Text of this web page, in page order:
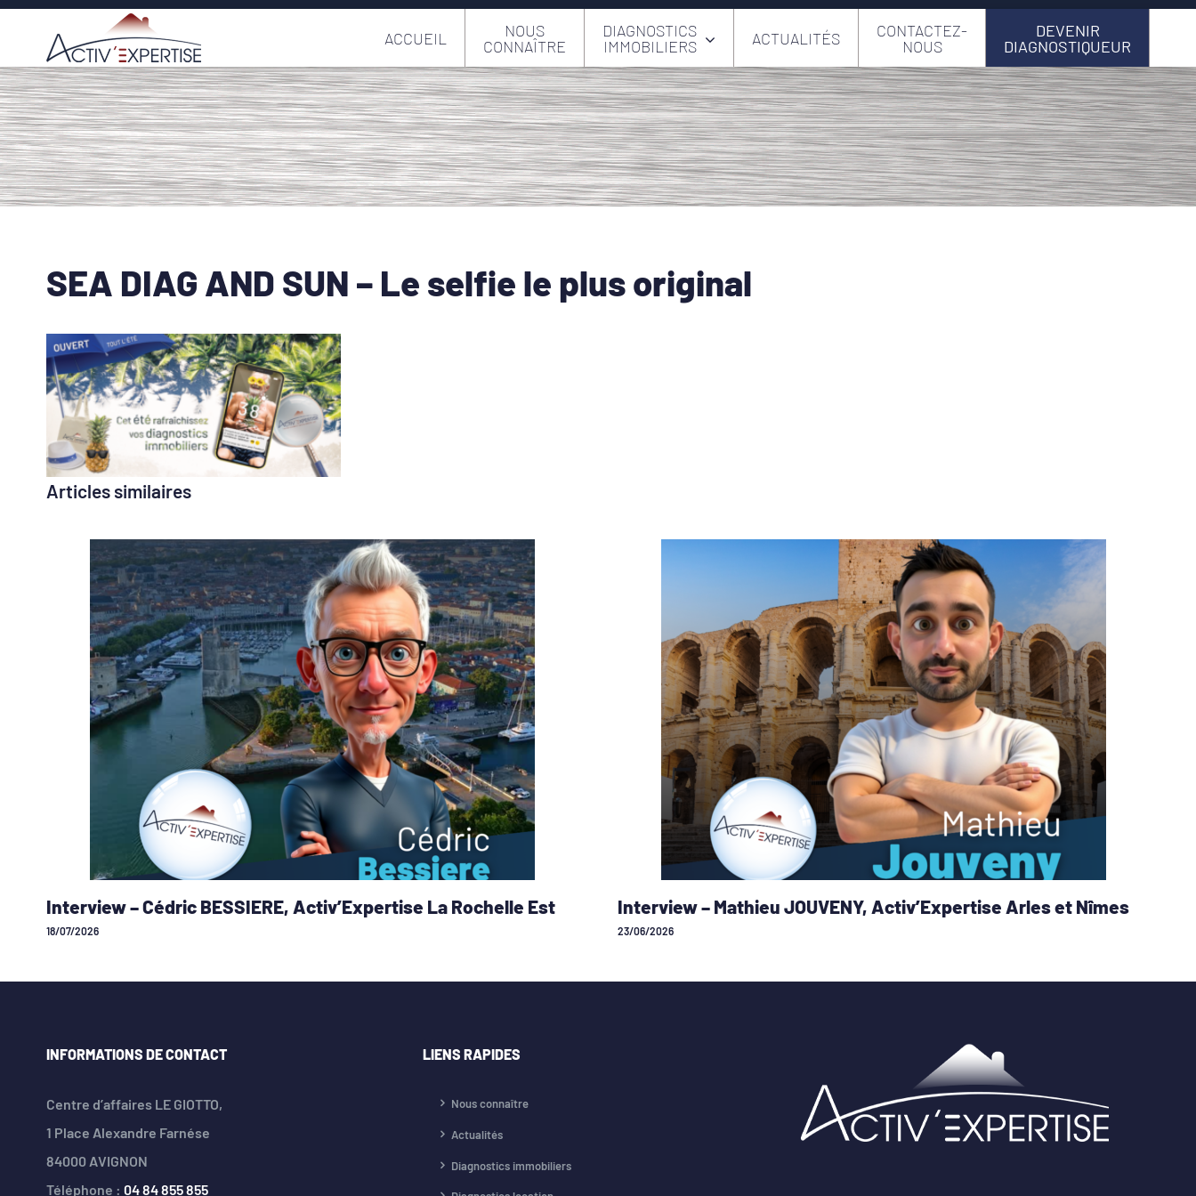
Passer
contenu
ACCUEIL
NOUS
CONNAÎTRE
DIAGNOSTICS
IMMOBILIERS
ACTUALITÉS
CONTACTEZ-
NOUS
DEVENIR
DIAGNOSTIQUEUR
SEA DIAG AND SUN – Le selfie le plus original
Articles similaires
Interview – Cédric BESSIERE, Activ’Expertise La Rochelle Est
18/07/2026
Interview – Mathieu JOUVENY, Activ’Expertise Arles et Nîmes
23/06/2026
INFORMATIONS DE CONTACT
Centre d’affaires LE GIOTTO,
1 Place Alexandre Farnése
84000 AVIGNON
Téléphone : 04 84 855 855
LIENS RAPIDES
Nous connaître
Actualités
Diagnostics immobiliers